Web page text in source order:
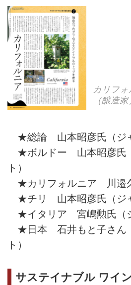
カリフ
（醸造家
★総論 山本昭彦氏（ジャ
★ボルドー 山本昭彦氏
ト）
★カリフォルニア 川邉久
★チリ 山本昭彦氏（ジャ
★イタリア 宮嶋勲氏（ジ
★日本 石井もと子さん
ト）
サステイナブル ワイ